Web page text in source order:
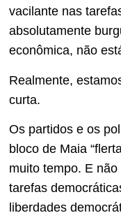
vacilante nas
absolutamente
econômica, não
Realmente,
curta.
Os partidos e os
bloco de Maia
muito tempo. E
tarefas
liberdades